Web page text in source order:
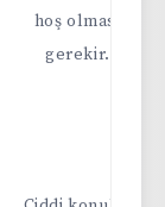
hoş olması
gerekir.